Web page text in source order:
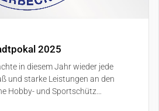
2025
in diesem Jahr wieder jede
und starke Leistungen an den
Hobby- und Sportschütz…